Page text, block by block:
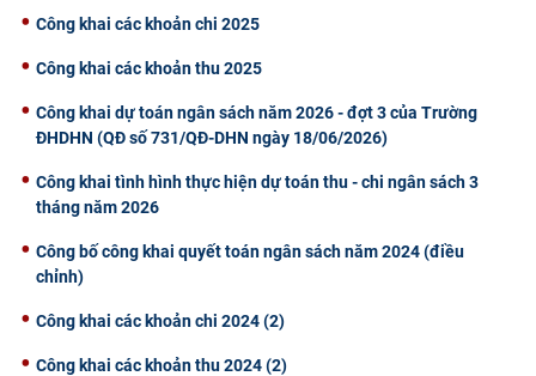
Công khai các khoản chi 2025
Công khai các khoản thu 2025
Công khai dự toán ngân sách năm 2026 - đợt 3 của Trường
ĐHDHN (QĐ số 731/QĐ-DHN ngày 18/06/2026)
Công khai tình hình thực hiện dự toán thu - chi ngân sách 3
tháng năm 2026
Công bố công khai quyết toán ngân sách năm 2024 (điều
chỉnh)
Công khai các khoản chi 2024 (2)
Công khai các khoản thu 2024 (2)